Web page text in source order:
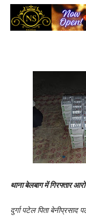
थाना बेलबाग में गिरफ्तार
दुर्गा पटेल पिता बेनीप्रसाद